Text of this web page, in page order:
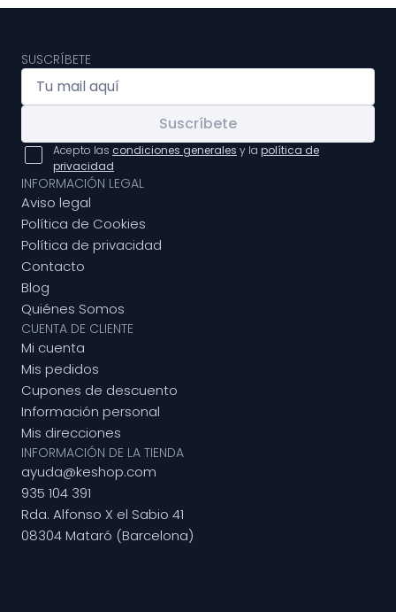
SUSCRÍBETE
Suscríbete
Acepto las condiciones generales y la política de
privacidad
INFORMACIÓN LEGAL
Aviso legal
Política de Cookies
Política de privacidad
Contacto
Blog
Quiénes Somos
CUENTA DE CLIENTE
Mi cuenta
Mis pedidos
Cupones de descuento
Información personal
Mis direcciones
INFORMACIÓN DE LA TIENDA
ayuda@keshop.com
935 104 391
Rda. Alfonso X el Sabio 41
08304 Mataró (Barcelona)